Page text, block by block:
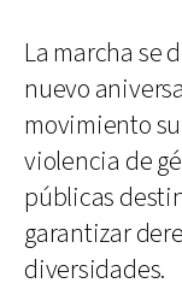
La marcha se
nuevo
movimiento
violencia de
públicas
garantizar
diversidades.